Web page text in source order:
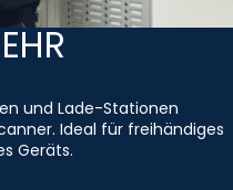
und Lade-Stationen
Ideal für freihändiges
Geräts.